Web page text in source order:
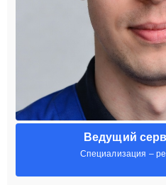
Ведущий
Специализация –